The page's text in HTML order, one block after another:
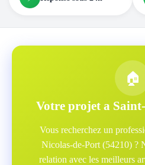
🏠
Votre projet a
Vous recherchez un
Nicolas-de-Port (54210) ?
relation avec les meilleurs